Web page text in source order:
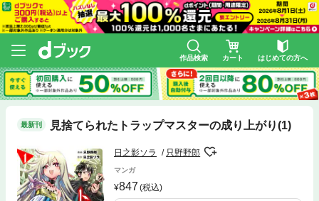
作品検索 カート はじめての方へ
最新刊 見捨てられたトラップマスターの成り上がり(1)
日之影ソラ 只野野郎
マンガ
847 (税込)